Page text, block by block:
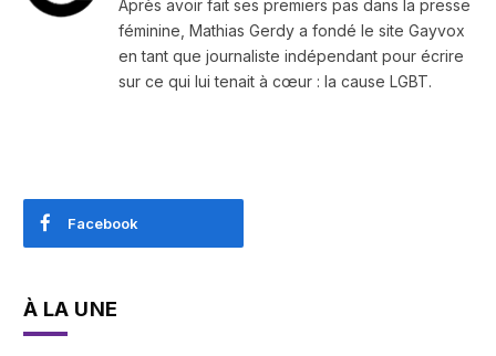
Après avoir fait ses premiers pas dans la presse
féminine, Mathias Gerdy a fondé le site Gayvox
en tant que journaliste indépendant pour écrire
sur ce qui lui tenait à cœur : la cause LGBT.
Facebook
À LA UNE